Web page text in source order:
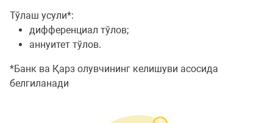
Тўлаш усули*:
дифференциал тўлов;
аннуитет тўлов.
*Банк ва Қарз олувчининг келишуви асосида
белгиланади